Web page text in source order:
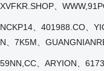
XVFKR.SHOP、
NCKP14、401988.CO、
N、7K5M、
59NN,CC、ARYION、